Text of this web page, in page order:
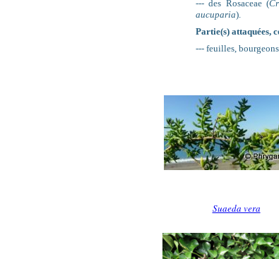
--- des Rosaceae (
aucuparia).
Partie(s) attaquées,
--- feuilles,
Suaeda vera